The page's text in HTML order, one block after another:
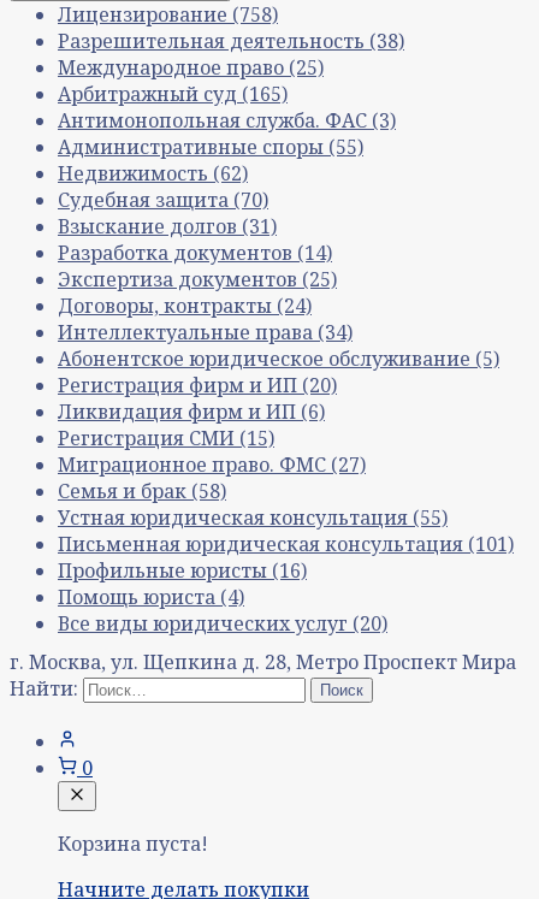
Лицензирование (758)
Разрешительная деятельность (38)
Международное право (25)
Арбитражный суд (165)
Антимонопольная служба. ФАС (3)
Административные споры (55)
Недвижимость (62)
Судебная защита (70)
Взыскание долгов (31)
Разработка документов (14)
Экспертиза документов (25)
Договоры, контракты (24)
Интеллектуальные права (34)
Абонентское юридическое обслуживание (5)
Регистрация фирм и ИП (20)
Ликвидация фирм и ИП (6)
Регистрация СМИ (15)
Миграционное право. ФМС (27)
Семья и брак (58)
Устная юридическая консультация (55)
Письменная юридическая консультация (101)
Профильные юристы (16)
Помощь юриста (4)
Все виды юридических услуг (20)
г. Москва, ул. Щепкина д. 28, Метро Проспект Мира
Найти:
0
Корзина пуста!
Начните делать покупки